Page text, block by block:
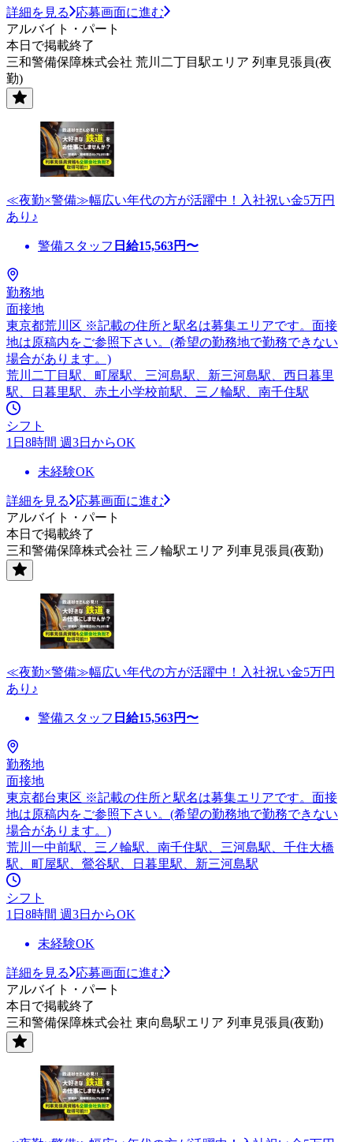
詳細を見る
応募画面に進む
アルバイト・パート
本日で掲載終了
三和警備保障株式会社 荒川二丁目駅エリア 列車見張員(夜
勤)
≪夜勤×警備≫幅広い年代の方が活躍中！入社祝い金5万円
あり♪
警備スタッフ 日給15,563円〜
勤務地
面接地
東京都荒川区 ※記載の住所と駅名は募集エリアです。面接
地は原稿内をご参照下さい。(希望の勤務地で勤務できない
場合があります。)
荒川二丁目駅、町屋駅、三河島駅、新三河島駅、西日暮里
駅、日暮里駅、赤土小学校前駅、三ノ輪駅、南千住駅
シフト
1日8時間 週3日からOK
未経験OK
詳細を見る
応募画面に進む
アルバイト・パート
本日で掲載終了
三和警備保障株式会社 三ノ輪駅エリア 列車見張員(夜勤)
≪夜勤×警備≫幅広い年代の方が活躍中！入社祝い金5万円
あり♪
警備スタッフ 日給15,563円〜
勤務地
面接地
東京都台東区 ※記載の住所と駅名は募集エリアです。面接
地は原稿内をご参照下さい。(希望の勤務地で勤務できない
場合があります。)
荒川一中前駅、三ノ輪駅、南千住駅、三河島駅、千住大橋
駅、町屋駅、鶯谷駅、日暮里駅、新三河島駅
シフト
1日8時間 週3日からOK
未経験OK
詳細を見る
応募画面に進む
アルバイト・パート
本日で掲載終了
三和警備保障株式会社 東向島駅エリア 列車見張員(夜勤)